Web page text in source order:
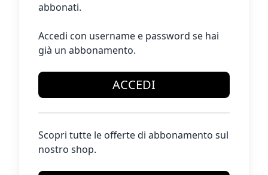
abbonati.
Accedi con username e password se hai
già un abbonamento.
ACCEDI
Scopri tutte le offerte di abbonamento sul
nostro shop.